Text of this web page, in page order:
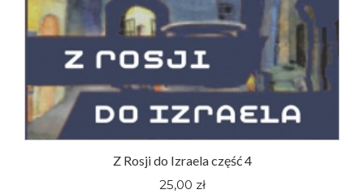
Z Rosji do Izraela część 4
25,00 zł